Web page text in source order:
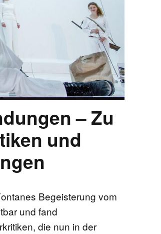
– Zu
und
Begeisterung vom
und fand
die nun in der